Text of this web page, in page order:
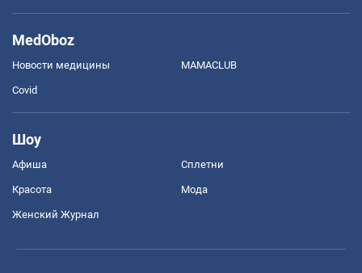
MedOboz
Новости медицины MAMACLUB
Covid
Шоу
Афиша Сплетни
Красота Мода
Женский Журнал